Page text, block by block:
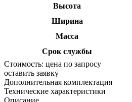
Высота
Ширина
Масса
Срок службы
Стоимость: цена по запросу
оставить заявку
Дополнительная комплектация
Технические характеристики
Описание